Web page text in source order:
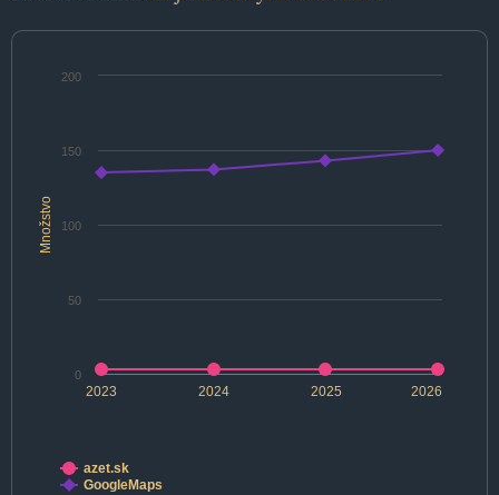
Množstvo
2024 2026
2023 2025
0
50
100
150
200
azet.sk
GoogleMaps